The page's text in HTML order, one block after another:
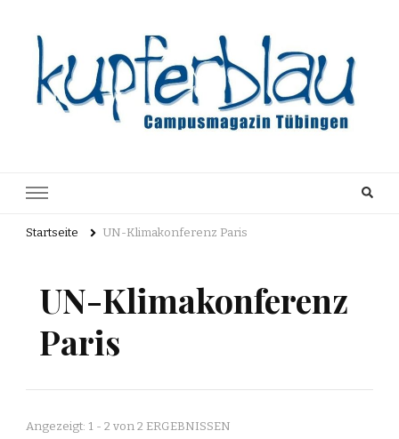
Archiv
Startseite UN-Klimakonferenz Paris
UN-Klimakonferenz
Paris
Angezeigt: 1 - 2 von 2 ERGEBNISSEN